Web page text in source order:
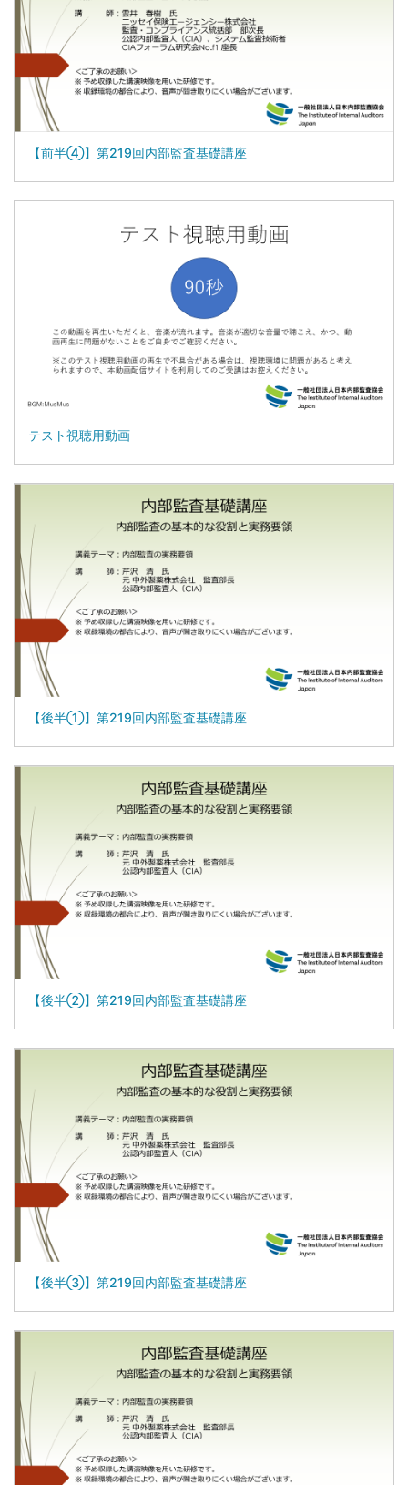
【前半④】第219回内部監査基礎講座
テスト視聴用動画
【後半①】第219回内部監査基礎講座
【後半②】第219回内部監査基礎講座
【後半③】第219回内部監査基礎講座